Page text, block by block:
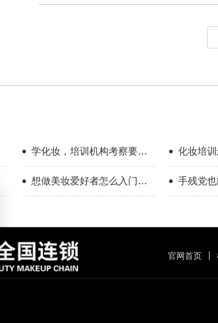
学化妆，培训机构考察要看
哪几点
化妆培
度做横
想做美妆爱好者怎么入门？
新手入门完整流程指南
手残党
校怎么
官网首页